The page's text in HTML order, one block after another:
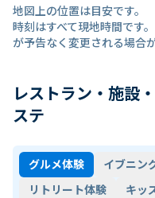
地図上の位置は目安です。
時刻はすべて現地時間です
が予告なく変更される場合
レストラン・施設
ステ
グルメ体験
イブニン
リトリート体験
キッ